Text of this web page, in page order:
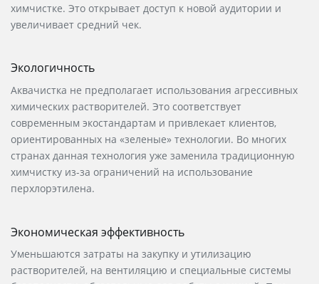
химчистке. Это открывает доступ к новой аудитории и
увеличивает средний чек.
Экологичность
Аквачистка не предполагает использования агрессивных
химических растворителей. Это соответствует
современным экостандартам и привлекает клиентов,
ориентированных на «зеленые» технологии. Во многих
странах данная технология уже заменила традиционную
химчистку из-за ограничений на использование
перхлорэтилена.
Экономическая эффективность
Уменьшаются затраты на закупку и утилизацию
растворителей, на вентиляцию и специальные системы